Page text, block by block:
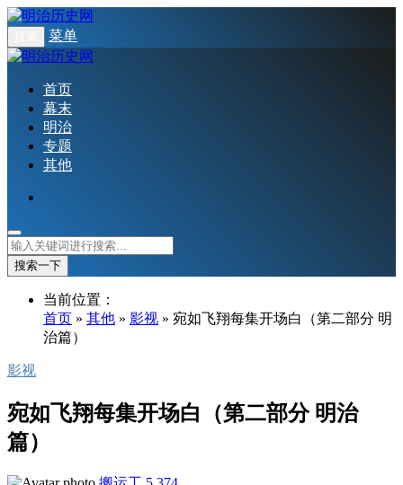
菜单
首页
幕末
明治
专题
其他
搜索一下
当前位置：
首页 » 其他 » 影视 » 宛如飞翔每集开场白（第二部分 明
治篇）
影视
宛如飞翔每集开场白（第二部分 明治
篇）